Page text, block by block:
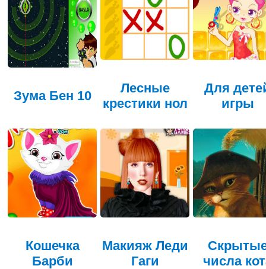
Зума Бен 10
Лесные
крестики нол
Для
игры
Кошечка
Барби
Макияж Леди
Гаги
числа